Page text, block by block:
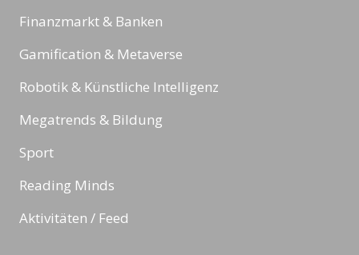
Finanzmarkt & Banken
Gamification & Metaverse
Robotik & Künstliche Intelligenz
Megatrends & Bildung
Sport
Reading Minds
Aktivitäten / Feed